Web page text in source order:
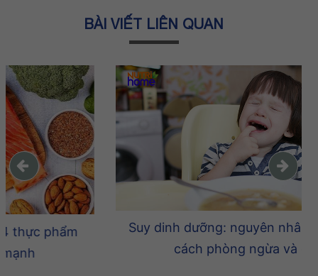
BÀI VIẾT LIÊN QUAN
Suy dinh dưỡng: nguyên nhân, triệu chứng,
cách phòng ngừa và điều trị